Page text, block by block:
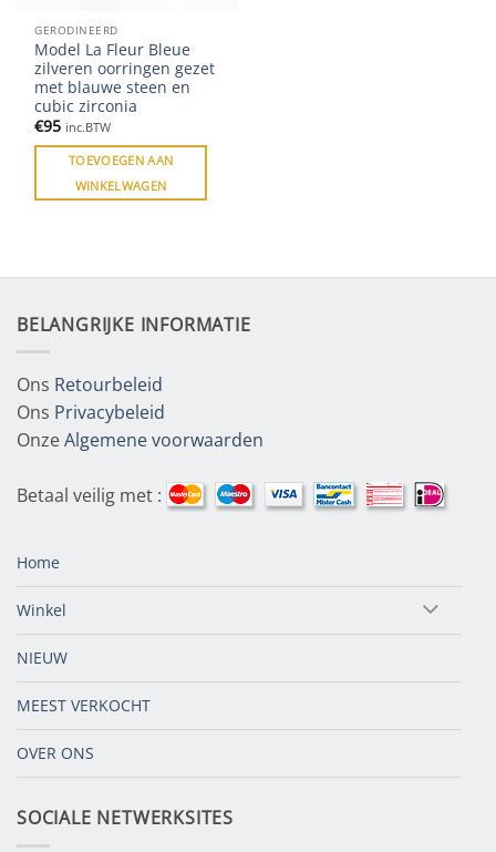
GERODINEERD
Model La Fleur Bleue
zilveren oorringen gezet
met blauwe steen en
cubic zirconia
€95 inc.BTW
TOEVOEGEN AAN
WINKELWAGEN
BELANGRIJKE INFORMATIE
Ons Retourbeleid
Ons Privacybeleid
OnzeAlgemene voorwaarden
Betaal veilig met :
Home
Winkel
NIEUW
MEEST VERKOCHT
OVER ONS
SOCIALE NETWERKSITES